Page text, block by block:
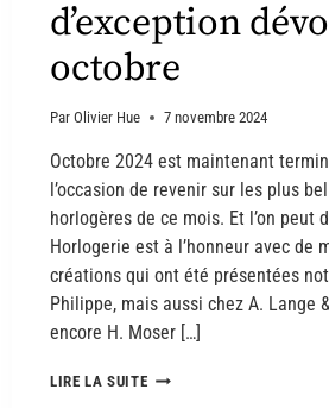
d’exception
octobre
Par Olivier Hue 7 novembre 2024
Octobre 2024 est maintenant
l’occasion de revenir sur les plus
horlogères de ce mois. Et l’on peut
Horlogerie est à l’honneur avec de
créations qui ont été présentées
Philippe, mais aussi chez A. Lange
encore H. Moser […]
LIRE LA SUITE